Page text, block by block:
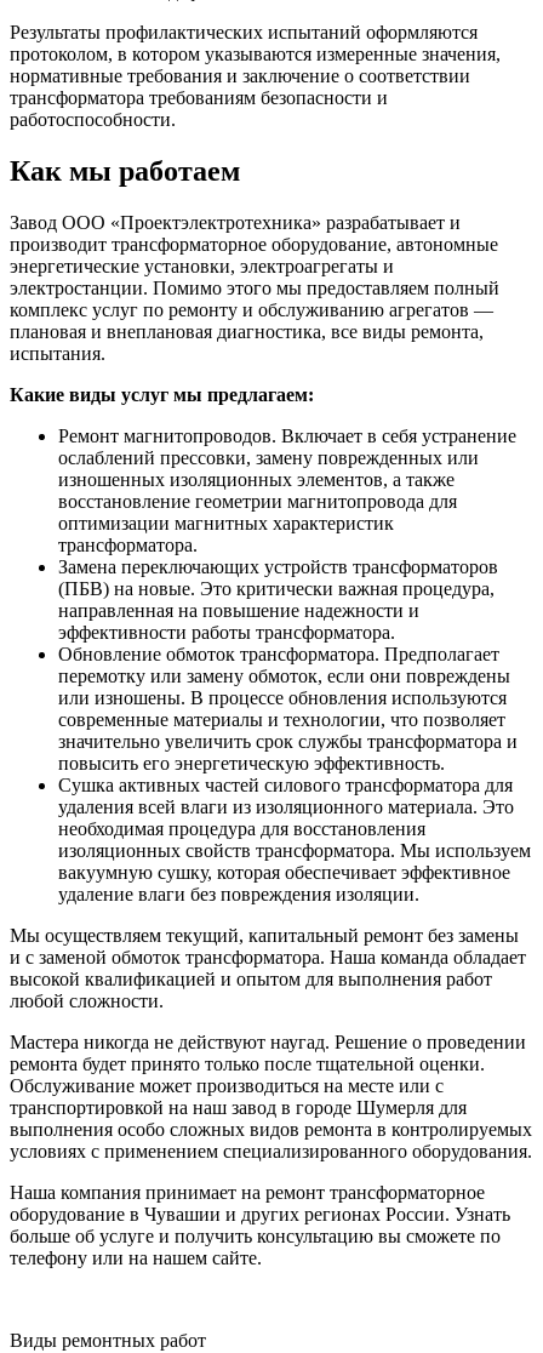
Результаты профилактических испытаний оформляются
протоколом, в котором указываются измеренные значения,
нормативные требования и заключение о соответствии
трансформатора требованиям безопасности и
работоспособности.
Как мы работаем
Завод ООО «Проектэлектротехника» разрабатывает и
производит трансформаторное оборудование, автономные
энергетические установки, электроагрегаты и
электростанции. Помимо этого мы предоставляем полный
комплекс услуг по ремонту и обслуживанию агрегатов —
плановая и внеплановая диагностика, все виды ремонта,
испытания.
Какие виды услуг мы предлагаем:
Ремонт магнитопроводов. Включает в себя устранение
ослаблений прессовки, замену поврежденных или
изношенных изоляционных элементов, а также
восстановление геометрии магнитопровода для
оптимизации магнитных характеристик
трансформатора.
Замена переключающих устройств трансформаторов
(ПБВ) на новые. Это критически важная процедура,
направленная на повышение надежности и
эффективности работы трансформатора.
Обновление обмоток трансформатора. Предполагает
перемотку или замену обмоток, если они повреждены
или изношены. В процессе обновления используются
современные материалы и технологии, что позволяет
значительно увеличить срок службы трансформатора и
повысить его энергетическую эффективность.
Сушка активных частей силового трансформатора для
удаления всей влаги из изоляционного материала. Это
необходимая процедура для восстановления
изоляционных свойств трансформатора. Мы используем
вакуумную сушку, которая обеспечивает эффективное
удаление влаги без повреждения изоляции.
Мы осуществляем текущий, капитальный ремонт без замены
и с заменой обмоток трансформатора. Наша команда обладает
высокой квалификацией и опытом для выполнения работ
любой сложности.
Мастера никогда не действуют наугад. Решение о проведении
ремонта будет принято только после тщательной оценки.
Обслуживание может производиться на месте или с
транспортировкой на наш завод в городе Шумерля для
выполнения особо сложных видов ремонта в контролируемых
условиях с применением специализированного оборудования.
Наша компания принимает на ремонт трансформаторное
оборудование в Чувашии и других регионах России. Узнать
больше об услуге и получить консультацию вы сможете по
телефону или на нашем сайте.
Виды ремонтных работ